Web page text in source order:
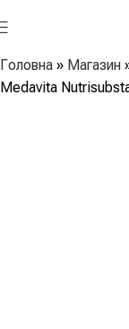
Головна » Магазин
Medavita